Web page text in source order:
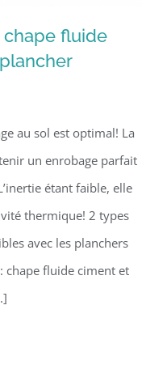
un plancher
chape fluide
au sol est optimal! La
un enrobage parfait
étant faible, elle
thermique! 2 types
avec les planchers
chape fluide ciment et